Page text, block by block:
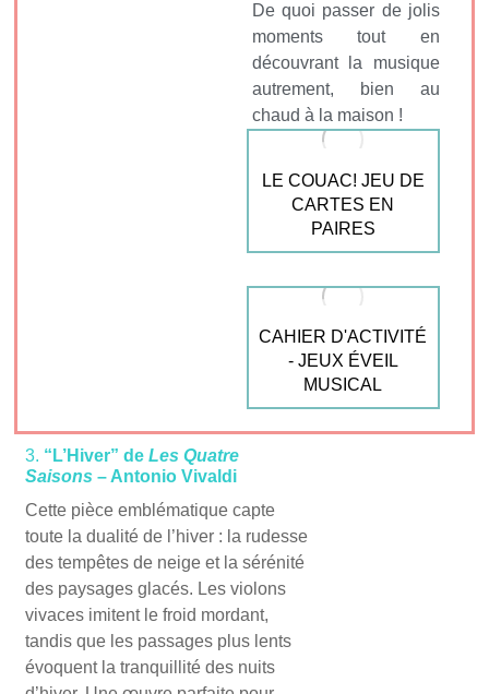
De quoi passer de jolis
moments tout en
découvrant la musique
autrement, bien au
chaud à la maison !
LE COUAC! JEU DE
CARTES EN
PAIRES
CAHIER D'ACTIVITÉ
- JEUX ÉVEIL
MUSICAL
3. “L’Hiver” deLes Quatre
Saisons – Antonio Vivaldi
Cette pièce emblématique capte
toute la dualité de l’hiver : la rudesse
des tempêtes de neige et la sérénité
des paysages glacés. Les violons
vivaces imitent le froid mordant,
tandis que les passages plus lents
évoquent la tranquillité des nuits